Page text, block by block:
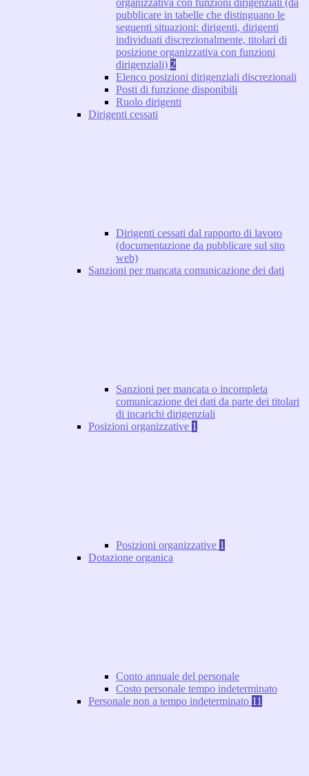
organizzativa con funzioni dirigenziali (da
pubblicare in tabelle che distinguano le
seguenti situazioni: dirigenti, dirigenti
individuati discrezionalmente, titolari di
posizione organizzativa con funzioni
dirigenziali) 2
Elenco posizioni dirigenziali discrezionali
Posti di funzione disponibili
Ruolo dirigenti
Dirigenti cessati
Dirigenti cessati dal rapporto di lavoro
(documentazione da pubblicare sul sito
web)
Sanzioni per mancata comunicazione dei dati
Sanzioni per mancata o incompleta
comunicazione dei dati da parte dei titolari
di incarichi dirigenziali
Posizioni organizzative 1
Posizioni organizzative 1
Dotazione organica
Conto annuale del personale
Costo personale tempo indeterminato
Personale non a tempo indeterminato 11